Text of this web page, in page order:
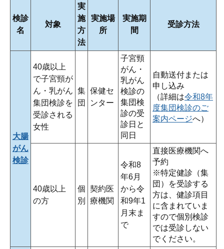
検診
名
対象
実
施
方
法
実施場
所
実施期
間
受診方法
大腸
がん
検診
40歳以上
で子宮頸が
ん・乳がん
集団検診を
受診される
女性
集
団
保健セ
ンター
子宮頸
がん・
乳がん
検診の
集団検
診の受
診日と
同日
自動送付または
申し込み
（詳細は令和8年
度集団検診のご
案内ページへ）
40歳以上
の方
個
別
契約医
療機関
令和8
年6月
から令
和9年1
月末ま
で
直接医療機関へ
予約
※特定健診（集
団）を受診する
方は、健診項目
に含まれていま
すので個別検診
では受診しない
でください。